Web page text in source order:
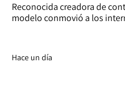
Reconocida creadora de
modelo conmovió a los
Hace un día